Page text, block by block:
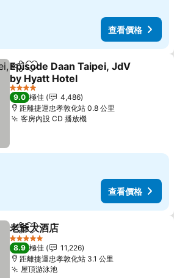
查看價格
分享 放到收藏夾
Episode Daan Taipei, JdV
by Hyatt Hotel
查看價格
4 星級
9.0 極佳
4,486
距離捷運忠孝敦化站 0.8 公里
客房內設 CD 播放機查看價格
查看價格
分享 放到收藏夾
老爺大酒店
5 星級
8.9 極佳
11,226
距離捷運忠孝敦化站 3.1 公里
屋頂游泳池查看價格